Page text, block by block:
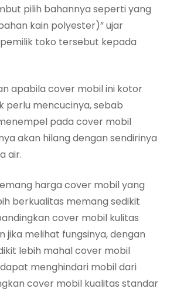
pilih bahannya seperti yang
kain polyester)” ujar
toko tersebut kepada
apabila cover mobil ini kotor
perlu mencucinya, sebab
pada cover mobil
akan hilang dengan sendirinya
air.
harga cover mobil yang
berkualitas memang sedikit
cover mobil kulitas
jika melihat fungsinya, dengan
lebih mahal cover mobil
menghindari mobil dari
cover mobil kualitas standar